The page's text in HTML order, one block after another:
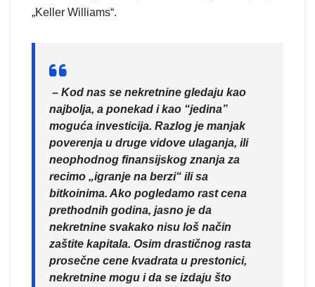
„Keller Williams“.
– Kod nas se nekretnine gledaju kao
najbolja, a ponekad i kao “jedina”
moguća investicija. Razlog je manjak
poverenja u druge vidove ulaganja, ili
neophodnog finansijskog znanja za
recimo „igranje na berzi“ ili sa
bitkoinima. Ako pogledamo rast cena
prethodnih godina, jasno je da
nekretnine svakako nisu loš način
zaštite kapitala. Osim drastičnog rasta
prosečne cene kvadrata u prestonici,
nekretnine mogu i da se izdaju što